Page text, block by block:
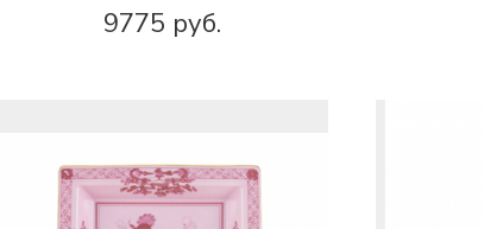
9775 руб.